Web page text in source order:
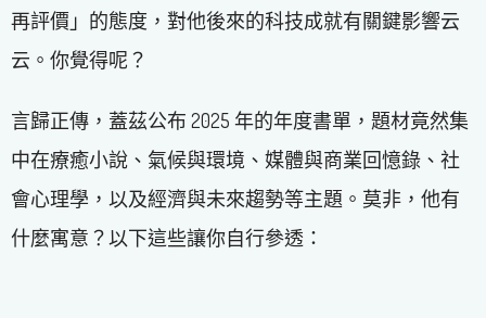
再評價」的態度，對他後來的科技成就有關鍵影響云
云。你覺得呢？
言歸正傳，蓋茲公布 2025 年的年度書單，題材竟然集
中在療癒小說、氣候與環境、媒體與商業回憶錄、社
會心理學，以及經濟與未來趨勢等主題。莫非，他有
什麼寓意？以下這些讓你自行參透：